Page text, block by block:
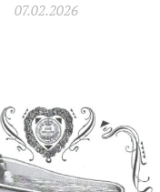
07.02.2026